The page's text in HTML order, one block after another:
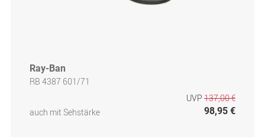
Ray-Ban
RB 4387 601/71
auch mit Sehstärke
UVP 137,00 €
98,95 €